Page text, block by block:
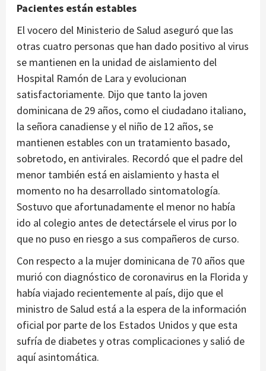
Pacientes están estables
El vocero del Ministerio de Salud aseguró que las
otras cuatro personas que han dado positivo al virus
se mantienen en la unidad de aislamiento del
Hospital Ramón de Lara y evolucionan
satisfactoriamente. Dijo que tanto la joven
dominicana de 29 años, como el ciudadano italiano,
la señora canadiense y el niño de 12 años, se
mantienen estables con un tratamiento basado,
sobretodo, en antivirales. Recordó que el padre del
menor también está en aislamiento y hasta el
momento no ha desarrollado sintomatología.
Sostuvo que afortunadamente el menor no había
ido al colegio antes de detectársele el virus por lo
que no puso en riesgo a sus compañeros de curso.
Con respecto a la mujer dominicana de 70 años que
murió con diagnóstico de coronavirus en la Florida y
había viajado recientemente al país, dijo que el
ministro de Salud está a la espera de la información
oficial por parte de los Estados Unidos y que esta
sufría de diabetes y otras complicaciones y salió de
aquí asintomática.